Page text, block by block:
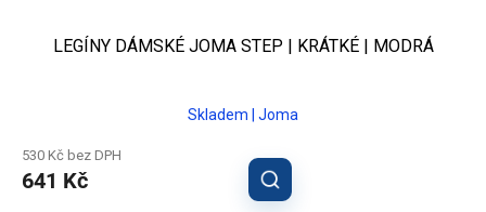
LEGÍNY DÁMSKÉ JOMA STEP | KRÁTKÉ | MODRÁ
Skladem | Joma
530 Kč bez DPH
641 Kč